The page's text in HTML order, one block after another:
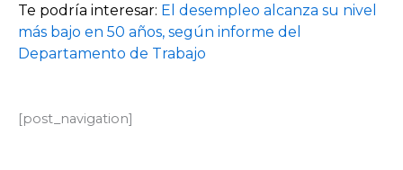
Te podría interesar: El desempleo alcanza su nivel
más bajo en 50 años, según informe del
Departamento de Trabajo
[post_navigation]